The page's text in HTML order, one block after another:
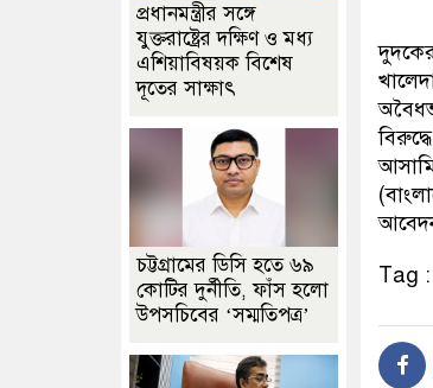
Tag :
প্রধানমন্ত্রীর সঙ্গে
যুক্তরাষ্ট্রের দক্ষিণ ও মধ্য
এশিয়াবিষয়ক বিশেষ
দূতের সাক্ষাৎ
চট্টগ্রামের ডিসি হতে ৬৯
কোটির দুর্নীতি, ফাঁস হলো
উপসচিবের ‘সম্মতিপত্র’